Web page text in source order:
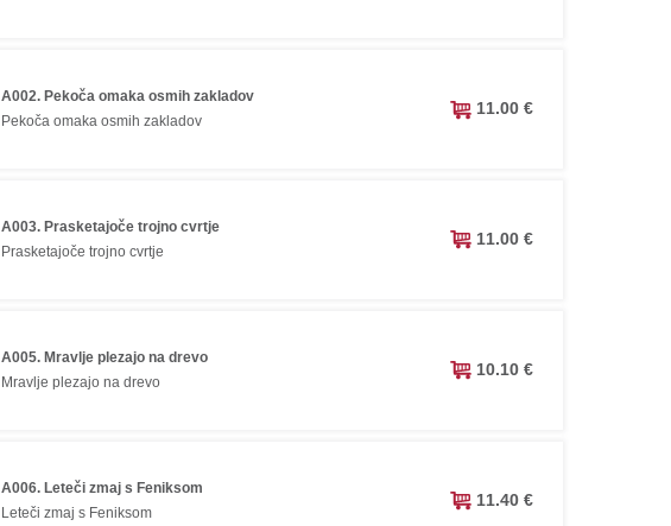
A002. Pekoča omaka osmih zakladov
Pekoča omaka osmih zakladov
11.00 €
A003. Prasketajoče trojno cvrtje
Prasketajoče trojno cvrtje
11.00 €
A005. Mravlje plezajo na drevo
Mravlje plezajo na drevo
10.10 €
A006. Leteči zmaj s Feniksom
Leteči zmaj s Feniksom
11.40 €